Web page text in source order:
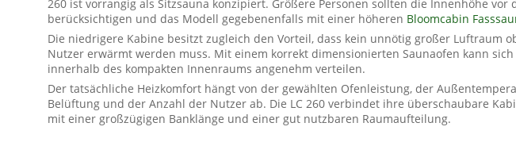
260 ist vorrangig als Sitzsauna konzipiert. Größere Personen sollten die Innenhöhe vor
berücksichtigen und das Modell gegebenenfalls mit einer höheren Bloomcabin
Die niedrigere Kabine besitzt zugleich den Vorteil, dass kein unnötig großer Luftraum
Nutzer erwärmt werden muss. Mit einem korrekt dimensionierten Saunaofen kann sich
innerhalb des kompakten Innenraums angenehm verteilen.
Der tatsächliche Heizkomfort hängt von der gewählten Ofenleistung, der
Belüftung und der Anzahl der Nutzer ab. Die LC 260 verbindet ihre überschaubare
mit einer großzügigen Banklänge und einer gut nutzbaren Raumaufteilung.